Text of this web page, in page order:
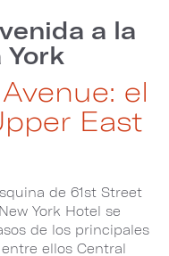
a la
York
el
East
de 61st Street
York Hotel se
de los principales
ellos Central